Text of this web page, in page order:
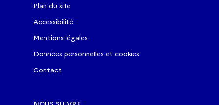
Plan du site
Accessibilité
Mentions légales
Données personnelles et cookies
Contact